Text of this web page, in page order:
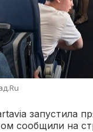
запустила
сообщили на